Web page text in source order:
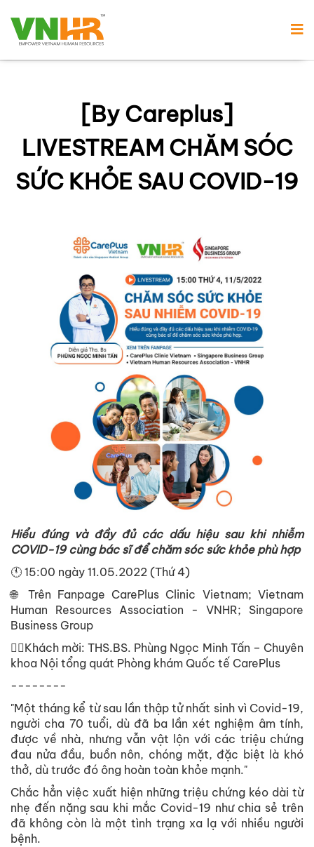
[By Careplus]
LIVESTREAM CHĂM SÓC
SỨC KHỎE SAU COVID-19
Hiểu đúng và đầy đủ các dấu hiệu sau khi nhiễm
COVID-19 cùng bác sĩ để chăm sóc sức khỏe phù hợp
🕚 15:00 ngày 11.05.2022 (Thứ 4)
🌐 Trên Fanpage CarePlus Clinic Vietnam; Vietnam
Human Resources Association - VNHR; Singapore
Business Group
🧑‍⚕️Khách mời: THS.BS. Phùng Ngọc Minh Tấn – Chuyên
khoa Nội tổng quát Phòng khám Quốc tế CarePlus
--------
"Một tháng kể từ sau lần thập tử nhất sinh vì Covid-19,
người cha 70 tuổi, dù đã ba lần xét nghiệm âm tính,
được về nhà, nhưng vẫn vật lộn với các triệu chứng
đau nửa đầu, buồn nôn, chóng mặt, đặc biệt là khó
thở, dù trước đó ông hoàn toàn khỏe mạnh."
Chắc hẳn việc xuất hiện những triệu chứng kéo dài từ
nhẹ đến nặng sau khi mắc Covid-19 như chia sẻ trên
đã không còn là một tình trạng xa lạ với nhiều người
bệnh.